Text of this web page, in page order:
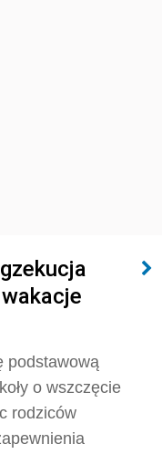
podstawową
o wszczęcie
rodziców